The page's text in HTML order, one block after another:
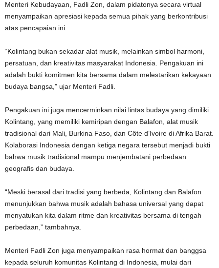
Menteri Kebudayaan, Fadli Zon, dalam pidatonya secara virtual
menyampaikan apresiasi kepada semua pihak yang berkontribusi
atas pencapaian ini.
“Kolintang bukan sekadar alat musik, melainkan simbol harmoni,
persatuan, dan kreativitas masyarakat Indonesia. Pengakuan ini
adalah bukti komitmen kita bersama dalam melestarikan kekayaan
budaya bangsa,” ujar Menteri Fadli.
Pengakuan ini juga mencerminkan nilai lintas budaya yang dimiliki
Kolintang, yang memiliki kemiripan dengan Balafon, alat musik
tradisional dari Mali, Burkina Faso, dan Côte d’Ivoire di Afrika Barat.
Kolaborasi Indonesia dengan ketiga negara tersebut menjadi bukti
bahwa musik tradisional mampu menjembatani perbedaan
geografis dan budaya.
“Meski berasal dari tradisi yang berbeda, Kolintang dan Balafon
menunjukkan bahwa musik adalah bahasa universal yang dapat
menyatukan kita dalam ritme dan kreativitas bersama di tengah
perbedaan,” tambahnya.
Menteri Fadli Zon juga menyampaikan rasa hormat dan banggsa
kepada seluruh komunitas Kolintang di Indonesia, mulai dari